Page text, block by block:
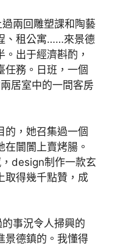
兩回雕塑課和陶藝
、租公寓……來景德
出于經濟斟酌，
任務。日班，一個
居室中的一間客房
的，她召集過一個
闤闠上賣烤腸。
design制作一款玄
取得幾千點贊，成
的事況令人掃興的
景德鎮的。我懂得